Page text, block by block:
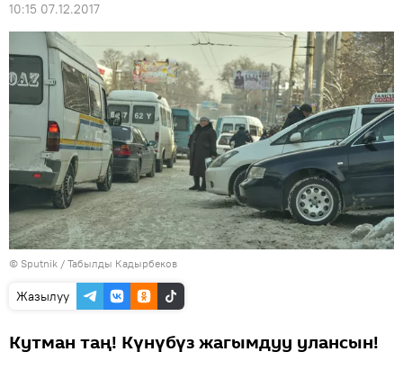
10:15 07.12.2017
© Sputnik / Табылды Кадырбеков
Жазылуу
Кутман таң! Күнүбүз жагымдуу улансын!